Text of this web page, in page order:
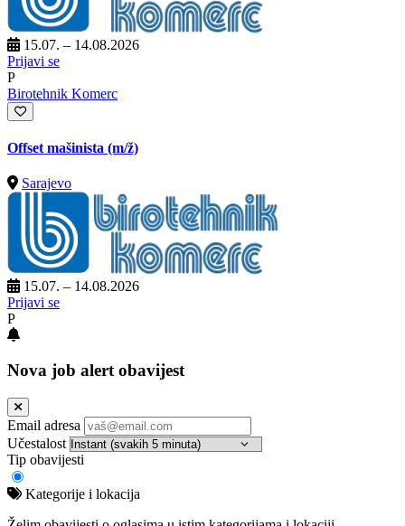
15.07. – 14.08.2026
Prijavi se
P
Birotehnik Komerc
Offset mašinista (m/ž)
Sarajevo
15.07. – 14.08.2026
Prijavi se
P
Nova job alert obavijest
Email adresa
Učestalost
Tip obavijesti
Kategorije i lokacija